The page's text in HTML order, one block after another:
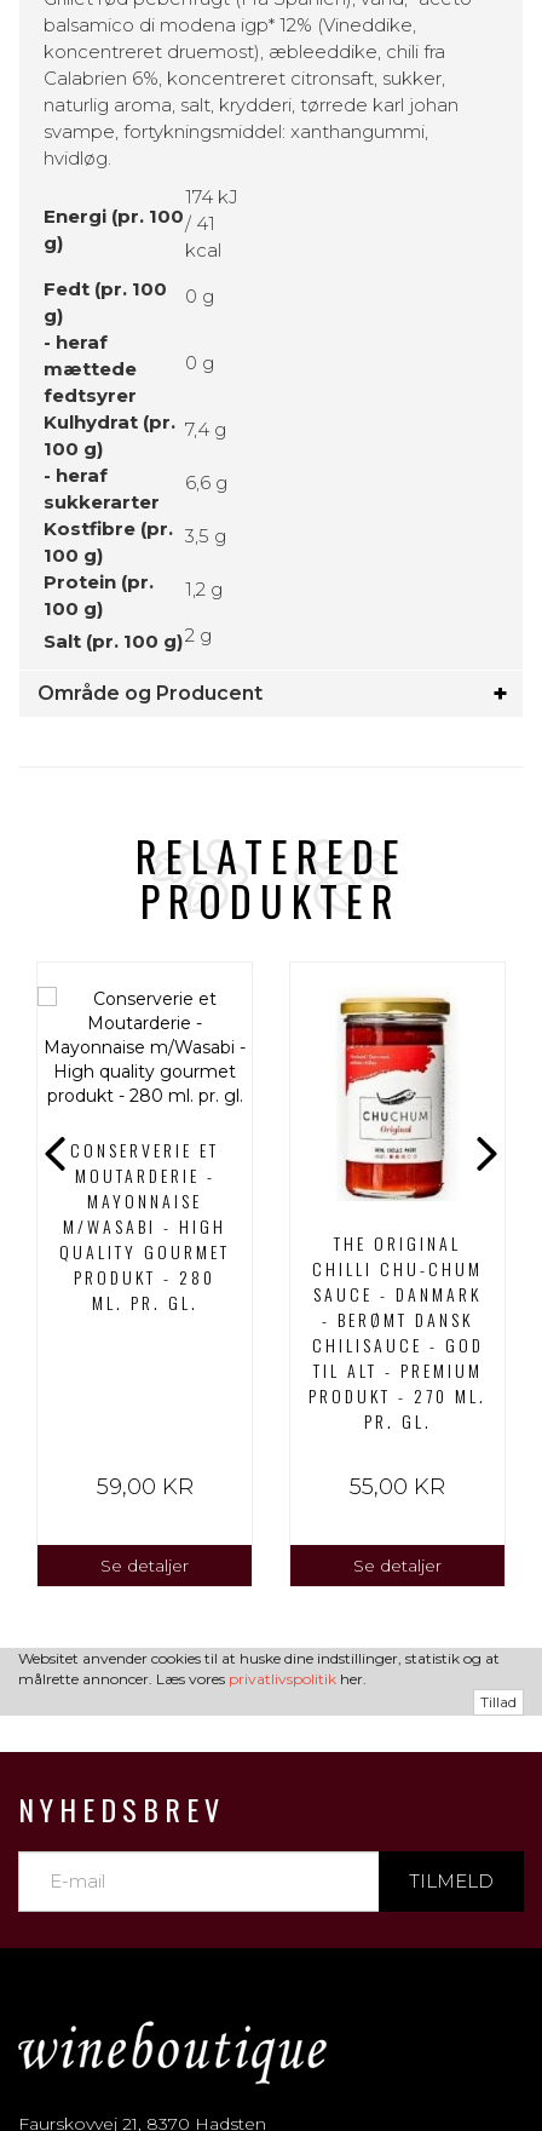
balsamico di modena igp* 12% (Vineddike,
koncentreret druemost), æbleeddike, chili fra
Calabrien 6%, koncentreret citronsaft, sukker,
naturlig aroma, salt, krydderi, tørrede karl johan
svampe, fortykningsmiddel: xanthangummi,
hvidløg.
Energi (pr. 100
g)
174 kJ
/ 41
kcal
Fedt (pr. 100
g)
0 g
- heraf
mættede
fedtsyrer
0 g
Kulhydrat (pr.
100 g)
7,4 g
- heraf
sukkerarter
6,6 g
Kostfibre (pr.
100 g)
3,5 g
Protein (pr.
100 g)
1,2 g
Salt (pr. 100 g)2 g
Område og Producent
RELATEREDE
PRODUKTER
CONSERVERIE ET
MOUTARDERIE -
MAYONNAISE
M/WASABI - HIGH
QUALITY GOURMET
PRODUKT - 280
ML. PR. GL.
59,00 KR
Se detaljer
THE ORIGINAL
CHILLI CHU-CHUM
SAUCE - DANMARK
- BERØMT DANSK
CHILISAUCE - GOD
TIL ALT - PREMIUM
PRODUKT - 270 ML.
PR. GL.
55,00 KR
Se detaljer
Websitet anvender cookies til at huske dine indstillinger, statistik og at
målrette annoncer. Læs vores privatlivspolitik her.
Tillad
NYHEDSBREV
TILMELD
Faurskovvej 21, 8370 Hadsten